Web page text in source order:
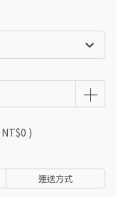
NT$0 )
運送方式